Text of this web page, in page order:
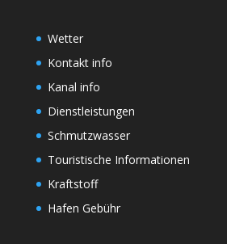
Wetter
Kontakt info
Kanal info
Dienstleistungen
Schmutzwasser
Touristische Informationen
Kraftstoff
Hafen Gebühr